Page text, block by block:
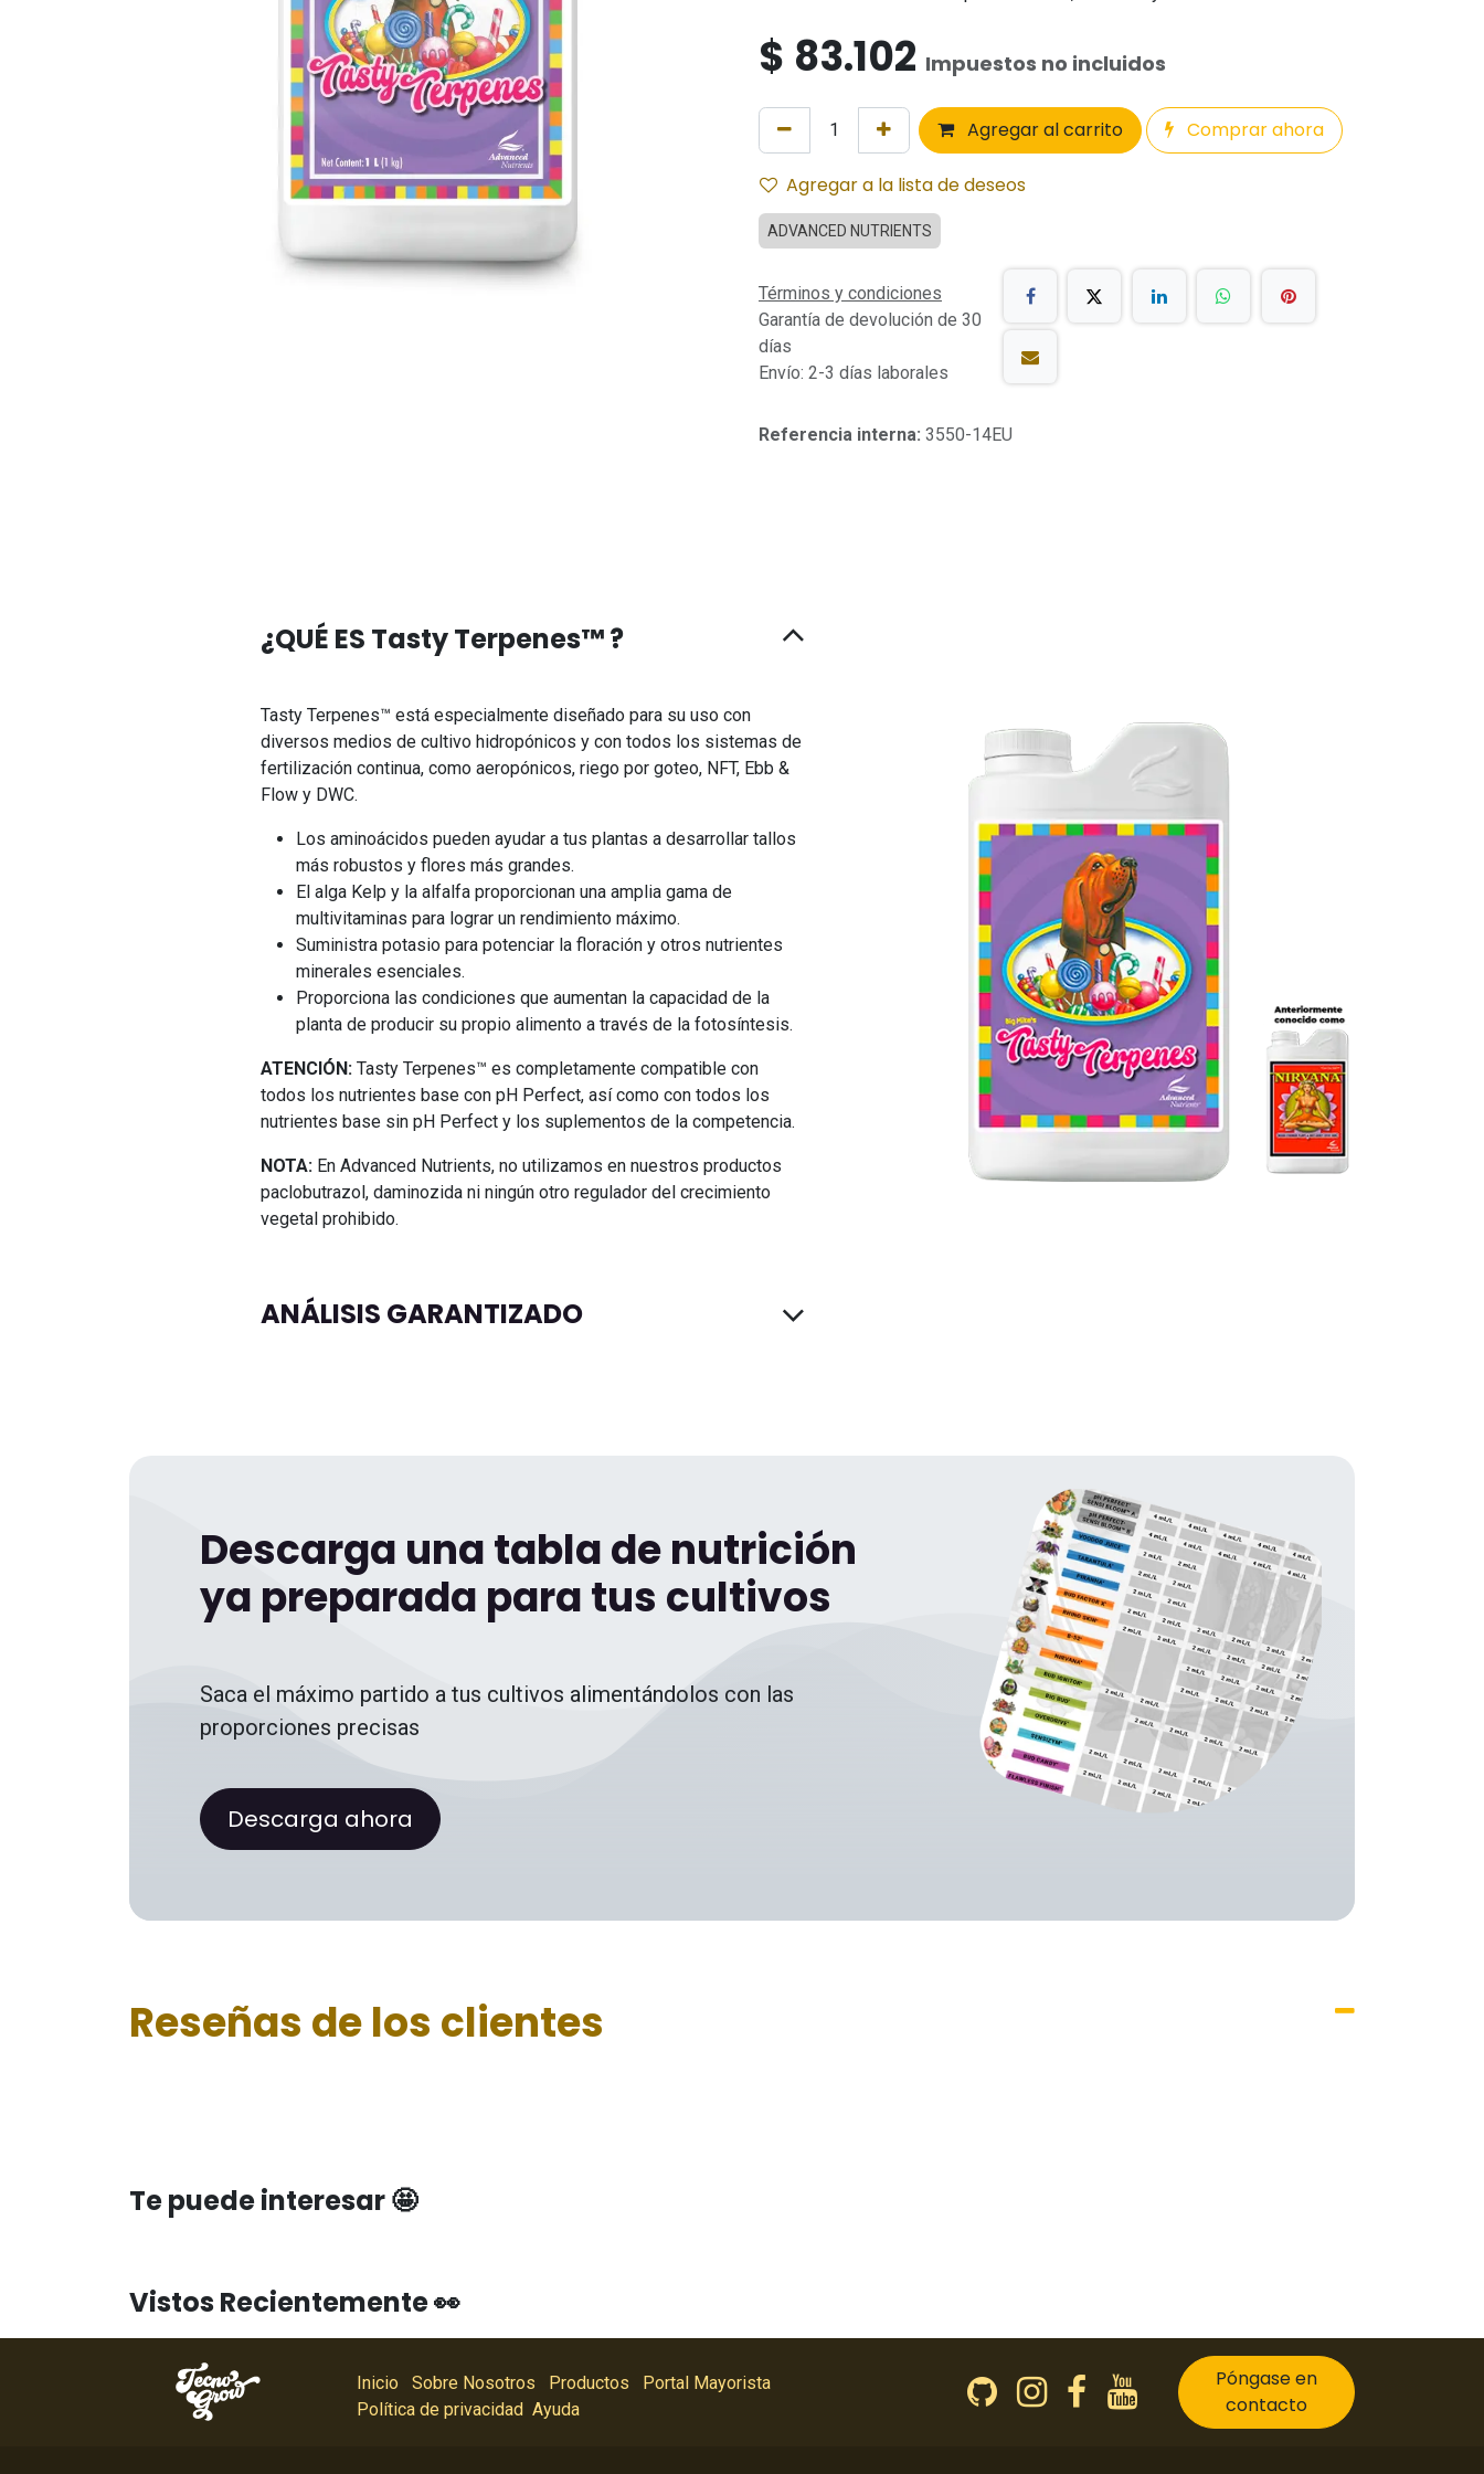
$ 83.102 Impuestos no incluidos
Agregar al carrito Comprar ahora
Agregar a la lista de deseos
ADVANCED NUTRIENTS
Términos y condiciones
Garantía de devolución de 30
días
Envío: 2-3 días laborales
Referencia interna: 3550-14EU
¿QUÉ ES Tasty Terpenes™ ?
Tasty Terpenes™ está especialmente diseñado para su uso con
diversos medios de cultivo hidropónicos y con todos los sistemas de
fertilización continua, como aeropónicos, riego por goteo, NFT, Ebb &
Flow y DWC.
Los aminoácidos pueden ayudar a tus plantas a desarrollar tallos
más robustos y flores más grandes.
El alga Kelp y la alfalfa proporcionan una amplia gama de
multivitaminas para lograr un rendimiento máximo.
Suministra potasio para potenciar la floración y otros nutrientes
minerales esenciales.
Proporciona las condiciones que aumentan la capacidad de la
planta de producir su propio alimento a través de la fotosíntesis.
ATENCIÓN: Tasty Terpenes™ es completamente compatible con
todos los nutrientes base con pH Perfect, así como con todos los
nutrientes base sin pH Perfect y los suplementos de la competencia.
NOTA: En Advanced Nutrients, no utilizamos en nuestros productos
paclobutrazol, daminozida ni ningún otro regulador del crecimiento
vegetal prohibido.
ANÁLISIS GARANTIZADO
Descarga una tabla de nutrición
ya preparada para tus cultivos
Saca el máximo partido a tus cultivos alimentándolos con las
proporciones precisas
Descarga ahora
Reseñas de los clientes
Te puede interesar 🤩
Vistos Recientemente 👀
Inicio Sobre Nosotros Productos
Portal Mayorista
Política de privacidad Ayuda
Póngase en
contacto